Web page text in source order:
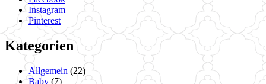
Instagram
Pinterest
Kategorien
Allgemein (22)
Baby (7)